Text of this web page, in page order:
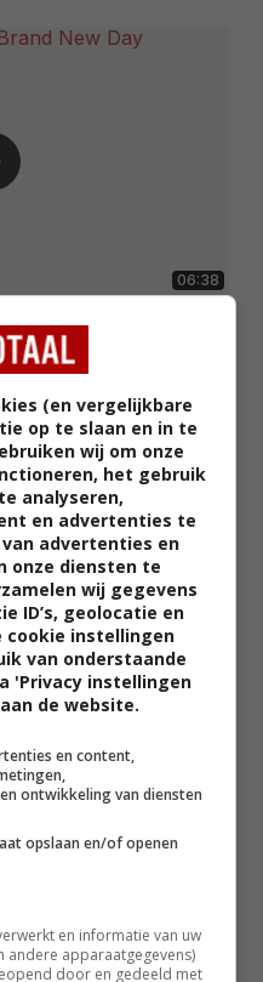
06:38
(en vergelijkbare
op te slaan en in te
wij om onze
het gebruik
analyseren,
en advertenties te
advertenties en
onze diensten te
wij gegevens
ID’s, geolocatie en
cookie instellingen
van onderstaande
'Privacy instellingen
de website.
en content,
ontwikkeling van diensten
opslaan en/of openen
en informatie van uw
andere apparaatgegevens)
door en gedeeld met